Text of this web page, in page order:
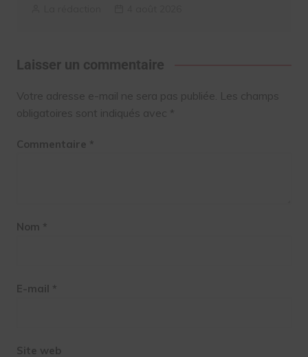
Laisser un commentaire
Votre adresse e-mail ne sera pas publiée. Les champs
obligatoires sont indiqués avec *
Commentaire *
Nom *
E-mail *
Site web